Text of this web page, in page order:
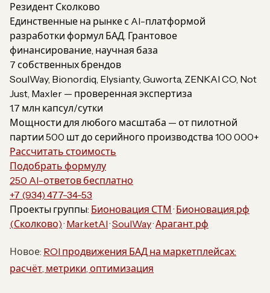
Резидент Сколково
Единственные на рынке с AI-платформой
разработки формул БАД. Грантовое
финансирование, научная база
7 собственных брендов
SoulWay, Bionordiq, Elysianty, Guworta, ZENKAI CO, Not
Just, Maxler — проверенная экспертиза
1.7 млн капсул/сутки
Мощности для любого масштаба — от пилотной
партии 500 шт до серийного производства 100 000+
Рассчитать стоимость
Подобрать формулу
250 AI-ответов бесплатно
+7 (934) 477-34-53
Проекты группы: Бионовация СТМ · Бионовация.рф
(Сколково)· MarketAI·SoulWay·Арагант.рф
Новое: ROI продвижения БАД на маркетплейсах:
расчёт, метрики, оптимизация